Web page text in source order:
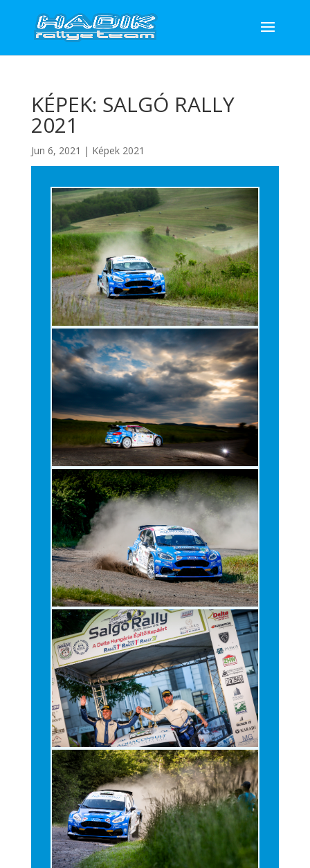
KÉPEK: SALGÓ RALLY
2021
Jun 6, 2021 | Képek 2021